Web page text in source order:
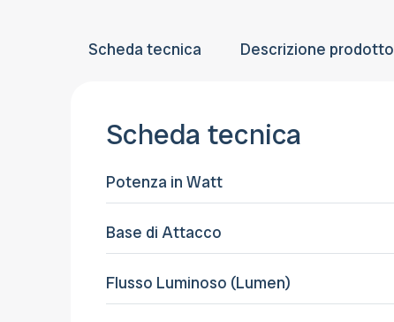
Scheda tecnica Descrizione prodotto
Scheda tecnica
Potenza in Watt
Base di Attacco
Flusso Luminoso (Lumen)